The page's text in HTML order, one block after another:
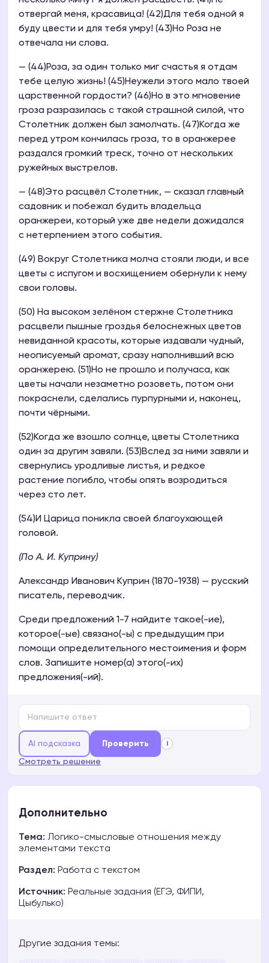
отвергай меня, красавица! (42)Для тебя одной я
буду цвести и для тебя умру! (43)Но Роза не
отвечала ни слова.
— (44)Роза, за один только миг счастья я отдам
тебе целую жизнь! (45)Неужели этого мало твоей
царственной гордости? (46)Но в это мгновение
гроза разразилась с такой страшной силой, что
Столетник должен был замолчать. (47)Когда же
перед утром кончилась гроза, то в оранжерее
раздался громкий треск, точно от нескольких
ружейных выстрелов.
— (48)Это расцвёл Столетник, — сказал главный
садовник и побежал будить владельца
оранжереи, который уже две недели дожидался
с нетерпением этого события.
(49) Вокруг Столетника молча стояли люди, и все
цветы с испугом и восхищением обернули к нему
свои головы.
(50) На высоком зелёном стержне Столетника
расцвели пышные гроздья белоснежных цветов
невиданной красоты, которые издавали чудный,
неописуемый аромат, сразу наполнивший всю
оранжерею. (51)Но не прошло и получаса, как
цветы начали незаметно розоветь, потом они
покраснели, сделались пурпурными и, наконец,
почти чёрными.
(52)Когда же взошло солнце, цветы Столетника
один за другим завяли. (53)Вслед за ними завяли и
свернулись уродливые листья, и редкое
растение погибло, чтобы опять возродиться
через сто лет.
(54)И Царица поникла своей благоухающей
головой.
(По А. И. Куприну)
Александр Иванович Куприн (1870-1938) — русский
писатель, переводчик.
Среди предложений 1-7 найдите такое(-ие),
которое(-ые) связано(-ы) с предыдущим при
помощи определительного местоимения и форм
слов. Запишите номер(а) этого(-их)
предложения(-ий).
AI подсказка Проверить i
Смотреть решение
Дополнительно
Тема: Логико-смысловые отношения между
элементами текста
Раздел: Работа с текстом
Источник: Реальные задания (ЕГЭ, ФИПИ,
Цыбулько)
Другие задания темы: